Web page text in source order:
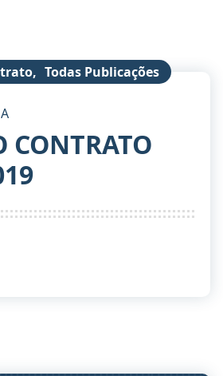
, Todas Publicações
CONTRATO